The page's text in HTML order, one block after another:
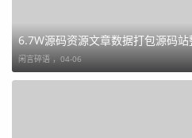
6.7W源码资源文章数据打包源码
闲言碎语 ， 04-06